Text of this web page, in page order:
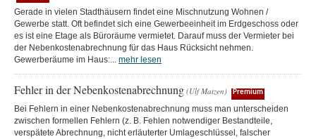
Gerade in vielen Stadthäusern findet eine Mischnutzung Wohnen /
Gewerbe statt. Oft befindet sich eine Gewerbeeinheit im Erdgeschoss oder
es ist eine Etage als Büroräume vermietet. Darauf muss der Vermieter bei
der Nebenkostenabrechnung für das Haus Rücksicht nehmen.
Gewerberäume im Haus:... mehr lesen
Fehler in der Nebenkostenabrechnung (Ulf Matzen) Premium
Bei Fehlern in einer Nebenkostenabrechnung muss man unterscheiden
zwischen formellen Fehlern (z. B. Fehlen notwendiger Bestandteile,
verspätete Abrechnung, nicht erläuterter Umlageschlüssel, falscher